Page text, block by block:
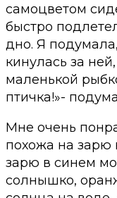
самоцветом
быстро
дно. Я
кинулась за
маленькой
птичка!»-
Мне очень
похожа на зарю
зарю в синем
солнышко,